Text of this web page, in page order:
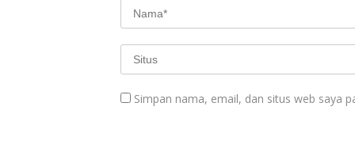
Simpan nama, email, dan situs web saya